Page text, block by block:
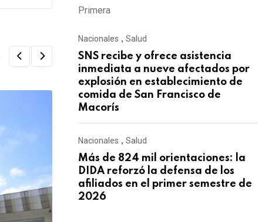
Primera
Nacionales , Salud
SNS recibe y ofrece asistencia
inmediata a nueve afectados por
explosión en establecimiento de
comida de San Francisco de
Macorís
Nacionales , Salud
Más de 824 mil orientaciones: la
DIDA reforzó la defensa de los
afiliados en el primer semestre de
2026